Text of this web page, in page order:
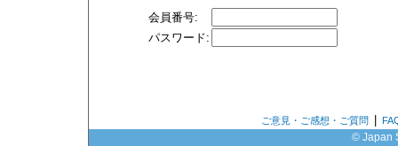
会員番号:
パスワード:
ご意見・ご感想・ご質問
© Japan